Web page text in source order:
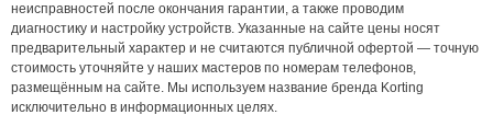
неисправностей после окончания гарантии, а также проводим
диагностику и настройку устройств. Указанные на сайте цены носят
предварительный характер и не считаются публичной офертой — точную
стоимость уточняйте у наших мастеров по номерам телефонов,
размещённым на сайте. Мы используем название бренда Korting
исключительно в информационных целях.